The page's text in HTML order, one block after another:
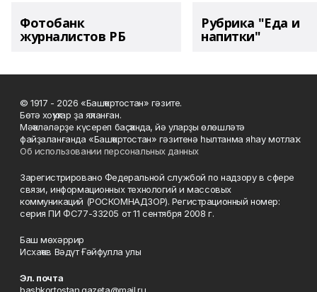
Фотобанк
журналистов РБ
Рубрика "Еда и
напитки"
© 1917 - 2026 «Башҡортостан» гәзите.
Бөтә хоҡуҡтар ҙа яҡланған.
Мәҡәләләрҙе күсереп баҫҡанда, йә уларҙы өлөшләтә
файҙаланғанда «Башҡортостан» гәзитенә һылтанма яһау мотлаҡ.
Об использовании персональных данных
Зарегистрировано Федеральной службой по надзору в сфере
связи, информационных технологий и массовых
коммуникаций (РОСКОМНАДЗОР). Регистрационный номер:
серия ПИ ФС77-33205 от 11 сентября 2008 г.
Баш мөхәррир
Исхаҡов Вәдүт Ғәйфулла улы
Эл. почта